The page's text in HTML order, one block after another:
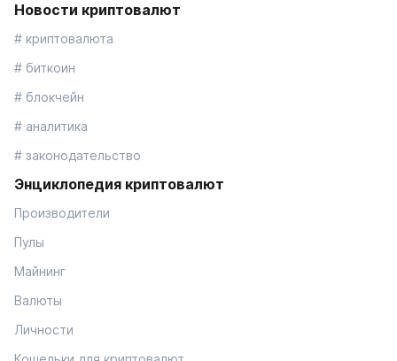
Новости криптовалют
# криптовалюта
# биткоин
# блокчейн
# аналитика
# законодательство
Энциклопедия криптовалют
Производители
Пулы
Майнинг
Валюты
Личности